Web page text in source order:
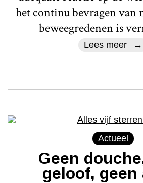
het continu bevragen van
beweegredenen is
Lees meer
Actueel
Geen
geloof, geen